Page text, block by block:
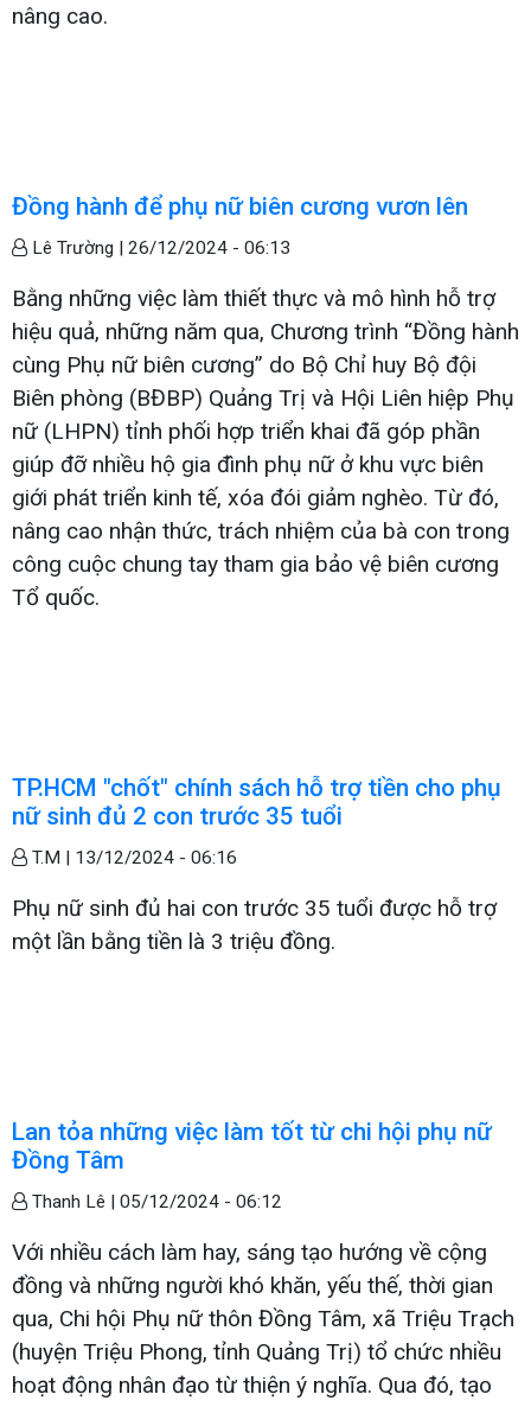
nâng cao.
Đồng hành để phụ nữ biên cương vươn lên
Lê Trường | 26/12/2024 - 06:13
Bằng những việc làm thiết thực và mô hình hỗ trợ
hiệu quả, những năm qua, Chương trình “Đồng hành
cùng Phụ nữ biên cương” do Bộ Chỉ huy Bộ đội
Biên phòng (BĐBP) Quảng Trị và Hội Liên hiệp Phụ
nữ (LHPN) tỉnh phối hợp triển khai đã góp phần
giúp đỡ nhiều hộ gia đình phụ nữ ở khu vực biên
giới phát triển kinh tế, xóa đói giảm nghèo. Từ đó,
nâng cao nhận thức, trách nhiệm của bà con trong
công cuộc chung tay tham gia bảo vệ biên cương
Tổ quốc.
TP.HCM "chốt" chính sách hỗ trợ tiền cho phụ
nữ sinh đủ 2 con trước 35 tuổi
T.M | 13/12/2024 - 06:16
Phụ nữ sinh đủ hai con trước 35 tuổi được hỗ trợ
một lần bằng tiền là 3 triệu đồng.
Lan tỏa những việc làm tốt từ chi hội phụ nữ
Đồng Tâm
Thanh Lê | 05/12/2024 - 06:12
Với nhiều cách làm hay, sáng tạo hướng về cộng
đồng và những người khó khăn, yếu thế, thời gian
qua, Chi hội Phụ nữ thôn Đồng Tâm, xã Triệu Trạch
(huyện Triệu Phong, tỉnh Quảng Trị) tổ chức nhiều
hoạt động nhân đạo từ thiện ý nghĩa. Qua đó, tạo